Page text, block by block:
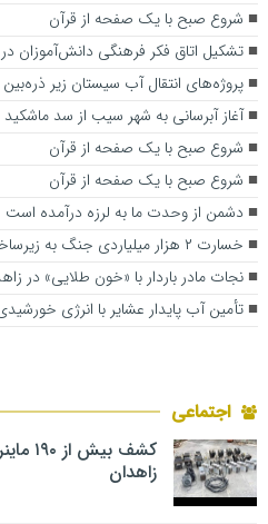
شروع صبح با یک صفحه از قرآن
تشکیل اتاق فکر فرهنگی دانش‌آموزان
پروژه‌های انتقال آب سیستان زیر
آغاز آبرسانی به شهر سیب از سد ماشکید
شروع صبح با یک صفحه از قرآن
شروع صبح با یک صفحه از قرآن
دشمن از وحدت ما به لرزه درآمده است
خسارت ۲ هزار میلیاردی جنگ به زیرساخت‌های سیستان‌وبلوچستان
نجات مادر باردار با «خون طلایی» در
تأمین آب پایدار عشایر با انرژی
اجتماعی
کشف
زاهدان